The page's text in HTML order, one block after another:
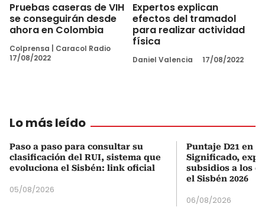
Pruebas caseras de VIH
se conseguirán desde
ahora en Colombia
Colprensa
Caracol Radio
17/08/2022
Expertos explican
efectos del tramadol
para realizar actividad
física
Daniel Valencia 17/08/2022
Lo más leído
Paso a paso para consultar su
clasificación del RUI, sistema que
evoluciona el Sisbén: link oficial
05/08/2026
Puntaje D21 en
Significado,
subsidios a los
el Sisbén 2026
06/08/2026